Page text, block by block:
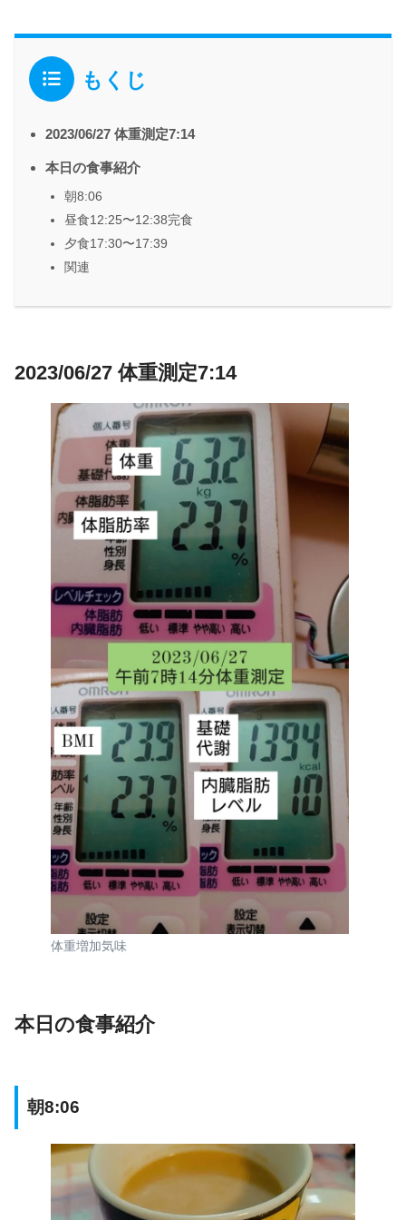
もくじ
2023/06/27 体重測定7:14
本日の食事紹介
朝8:06
昼食12:25〜12:38完食
夕食17:30〜17:39
関連
2023/06/27 体重測定7:14
体重増加気味
本日の食事紹介
朝8:06